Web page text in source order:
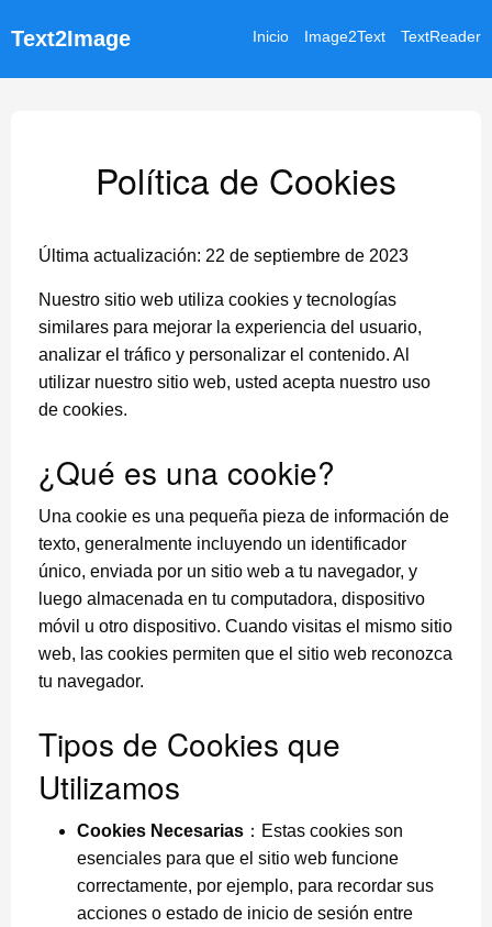
Text2Image Inicio Image2Text TextReader
Política de Cookies
Última actualización: 22 de septiembre de 2023
Nuestro sitio web utiliza cookies y tecnologías
similares para mejorar la experiencia del usuario,
analizar el tráfico y personalizar el contenido. Al
utilizar nuestro sitio web, usted acepta nuestro uso
de cookies.
¿Qué es una cookie?
Una cookie es una pequeña pieza de información de
texto, generalmente incluyendo un identificador
único, enviada por un sitio web a tu navegador, y
luego almacenada en tu computadora, dispositivo
móvil u otro dispositivo. Cuando visitas el mismo sitio
web, las cookies permiten que el sitio web reconozca
tu navegador.
Tipos de Cookies que
Utilizamos
Cookies Necesarias ：Estas cookies son
esenciales para que el sitio web funcione
correctamente, por ejemplo, para recordar sus
acciones o estado de inicio de sesión entre